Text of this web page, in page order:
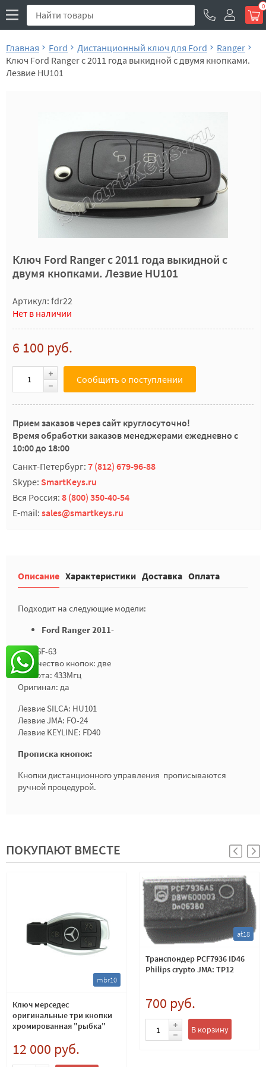
0
Главная Ford Дистанционный ключ для Ford
Ranger
Ключ Ford Ranger с 2011 года выкидной с двумя кнопками.
Лезвие HU101
Ключ Ford Ranger с 2011 года выкидной с
двумя кнопками. Лезвие HU101
Артикул: fdr22
Нет в наличии
6 100 руб.
Сообщить о поступлении
Прием заказов через сайт круглосуточно!
Время обработки заказов менеджерами ежедневно с
10:00 до 18:00
Санкт-Петербург: 7 (812) 679-96-88
Skype: SmartKeys.ru
Вся Россия: 8 (800) 350-40-54
E-mail: sales@smartkeys.ru
Описание Характеристики Доставка Оплата
Подходит на следующие модели:
Ford Ranger 2011-
Чип: 6F-63
Количество кнопок: две
Частота: 433Мгц
Оригинал: да
Лезвие SILCA: HU101
Лезвие JMA: FO-24
Лезвие KEYLINE: FD40
Прописка кнопок:
Кнопки дистанционного управления прописываются
ручной процедурой.
ПОКУПАЮТ ВМЕСТЕ
mbr10
Ключ мерседес
оригинальные три кнопки
хромированная "рыбка"
моделей, Mercedes с 2007
12 000 руб.
at18
Транспондер PCF7936 ID46
Philips crypto JMA: TP12
700 руб.
В корзину